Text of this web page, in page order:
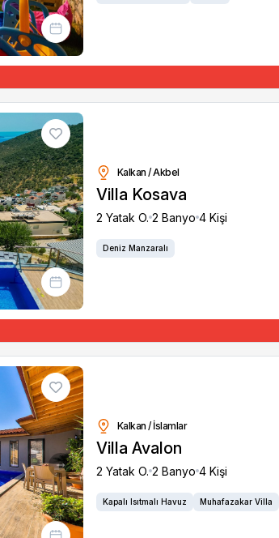
Kalkan / Akbel
Villa Kosava
2 Yatak O. 2 Banyo 4 Kişi
Deniz Manzaralı
Next
Kalkan / İslamlar
Villa Avalon
2 Yatak O. 2 Banyo 4 Kişi
Kapalı Isıtmalı Havuz Muhafazakar Villa